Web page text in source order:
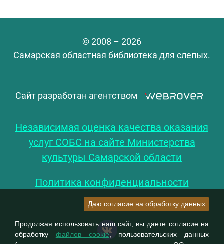
© 2008 – 2026
Самарская областная библиотека для слепых.
Сайт разработан агентством
Независимая оценка качества оказания
услуг СОБС на сайте Министерства
культуры Самарской области
Политика конфиденциальности
Даю согласие на обработку данных
Продолжая использовать наш сайт, вы даете согласие на
обработку файлов cookie, пользовательских данных